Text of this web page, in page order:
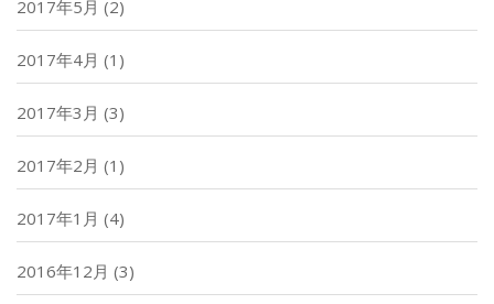
2017年5月 (2)
2017年4月 (1)
2017年3月 (3)
2017年2月 (1)
2017年1月 (4)
2016年12月 (3)